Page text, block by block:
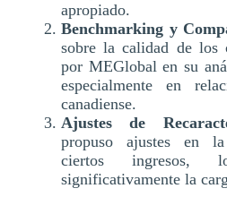
apropiado.
Benchmarking y
sobre la calidad de los
por MEGlobal en su
especialmente en
canadiense.
Ajustes de
propuso ajustes en
ciertos ingresos,
significativamente la